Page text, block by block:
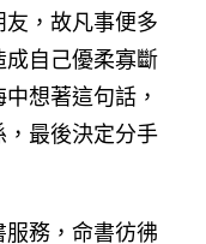
，故凡事便多
自己優柔寡斷
想著這句話，
，最後決定分手
務，命書彷彿